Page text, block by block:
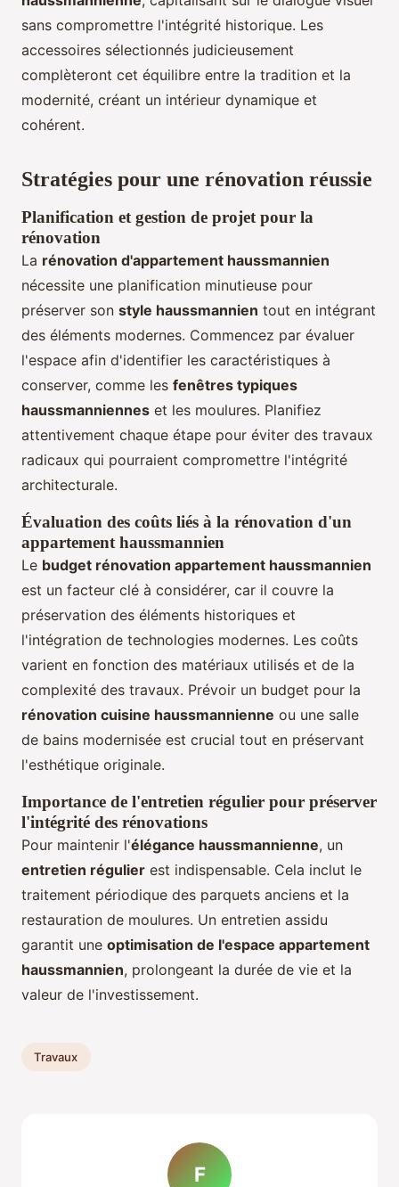
sans compromettre l'intégrité historique. Les
accessoires sélectionnés judicieusement
complèteront cet équilibre entre la tradition et la
modernité, créant un intérieur dynamique et
cohérent.
Stratégies pour une rénovation réussie
Planification et gestion de projet pour la
rénovation
La rénovation d'appartement haussmannien
nécessite une planification minutieuse pour
préserver son style haussmannien tout en intégrant
des éléments modernes. Commencez par évaluer
l'espace afin d'identifier les caractéristiques à
conserver, comme les fenêtres typiques
haussmanniennes et les moulures. Planifiez
attentivement chaque étape pour éviter des travaux
radicaux qui pourraient compromettre l'intégrité
architecturale.
Évaluation des coûts liés à la rénovation d'un
appartement haussmannien
Le budget rénovation appartement haussmannien
est un facteur clé à considérer, car il couvre la
préservation des éléments historiques et
l'intégration de technologies modernes. Les coûts
varient en fonction des matériaux utilisés et de la
complexité des travaux. Prévoir un budget pour la
rénovation cuisine haussmannienne ou une salle
de bains modernisée est crucial tout en préservant
l'esthétique originale.
Importance de l'entretien régulier pour préserver
l'intégrité des rénovations
Pour maintenir l'élégance haussmannienne, un
entretien régulier est indispensable. Cela inclut le
traitement périodique des parquets anciens et la
restauration de moulures. Un entretien assidu
garantit une optimisation de l'espace appartement
haussmannien, prolongeant la durée de vie et la
valeur de l'investissement.
Travaux
F